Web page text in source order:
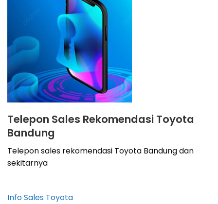
Telepon Sales Rekomendasi Toyota
Bandung
Telepon sales rekomendasi Toyota Bandung dan
sekitarnya
Info Sales Toyota